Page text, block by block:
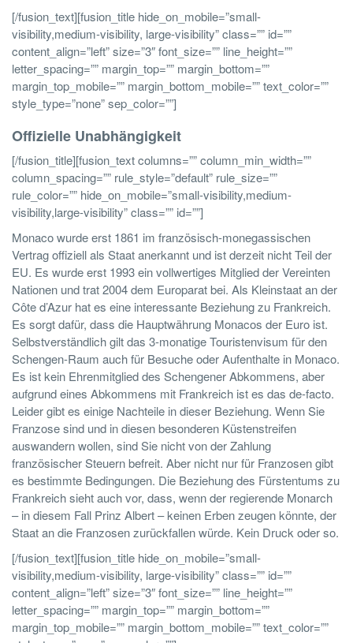
[/fusion_text][fusion_title hide_on_mobile=”small-
visibility,medium-visibility, large-visibility” class=”” id=””
content_align=”left” size=”3″ font_size=”” line_height=””
letter_spacing=”” margin_top=”” margin_bottom=””
margin_top_mobile=”” margin_bottom_mobile=”” text_color=””
style_type=”none” sep_color=””]
Offizielle Unabhängigkeit
[/fusion_title][fusion_text columns=”” column_min_width=””
column_spacing=”” rule_style=”default” rule_size=””
rule_color=”” hide_on_mobile=”small-visibility,medium-
visibility,large-visibility” class=”” id=””]
Monaco wurde erst 1861 im französisch-monegassischen
Vertrag offiziell als Staat anerkannt und ist derzeit nicht Teil der
EU. Es wurde erst 1993 ein vollwertiges Mitglied der Vereinten
Nationen und trat 2004 dem Europarat bei. Als Kleinstaat an der
Côte d’Azur hat es eine interessante Beziehung zu Frankreich.
Es sorgt dafür, dass die Hauptwährung Monacos der Euro ist.
Selbstverständlich gilt das 3-monatige Touristenvisum für den
Schengen-Raum auch für Besuche oder Aufenthalte in Monaco.
Es ist kein Ehrenmitglied des Schengener Abkommens, aber
aufgrund eines Abkommens mit Frankreich ist es das de-facto.
Leider gibt es einige Nachteile in dieser Beziehung. Wenn Sie
Franzose sind und in diesen besonderen Küstenstreifen
auswandern wollen, sind Sie nicht von der Zahlung
französischer Steuern befreit. Aber nicht nur für Franzosen gibt
es bestimmte Bedingungen. Die Beziehung des Fürstentums zu
Frankreich sieht auch vor, dass, wenn der regierende Monarch
– in diesem Fall Prinz Albert – keinen Erben zeugen könnte, der
Staat an die Franzosen zurückfallen würde. Kein Druck oder so.
[/fusion_text][fusion_title hide_on_mobile=”small-
visibility,medium-visibility, large-visibility” class=”” id=””
content_align=”left” size=”3″ font_size=”” line_height=””
letter_spacing=”” margin_top=”” margin_bottom=””
margin_top_mobile=”” margin_bottom_mobile=”” text_color=””